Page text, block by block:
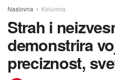
Naslovna Kolumna
Strah i
demonstrira
preciznost,